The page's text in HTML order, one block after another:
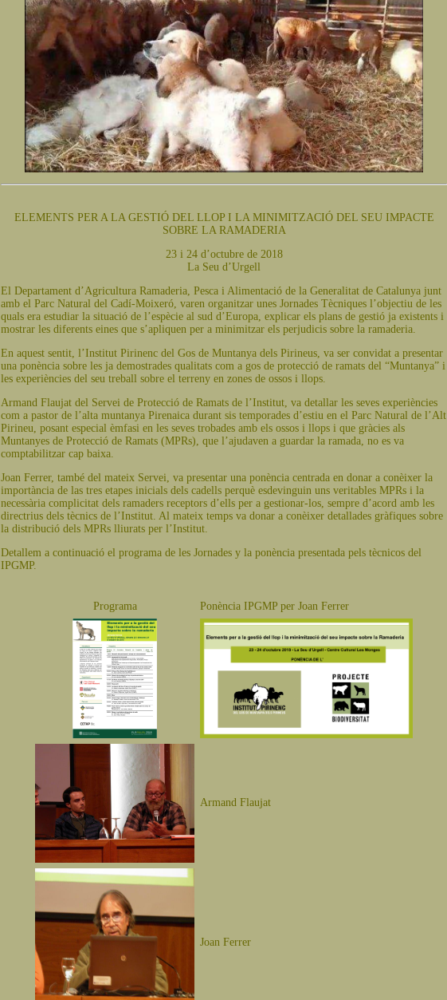
ELEMENTS PER A LA GESTIÓ DEL LLOP I LA MINIMITZACIÓ DEL SEU IMPACTE
SOBRE LA RAMADERIA
23 i 24 d’octubre de 2018
La Seu d’Urgell
El Departament d’Agricultura Ramaderia, Pesca i Alimentació de la Generalitat de Catalunya junt
amb el Parc Natural del Cadí-Moixeró, varen organitzar unes Jornades Tècniques l’objectiu de les
quals era estudiar la situació de l’espècie al sud d’Europa, explicar els plans de gestió ja existents i
mostrar les diferents eines que s’apliquen per a minimitzar els perjudicis sobre la ramaderia.
En aquest sentit, l’Institut Pirinenc del Gos de Muntanya dels Pirineus, va ser convidat a presentar
una ponència sobre les ja demostrades qualitats com a gos de protecció de ramats del “Muntanya” i
les experiències del seu treball sobre el terreny en zones de ossos i llops.
Armand Flaujat del Servei de Protecció de Ramats de l’Institut, va detallar les seves experiències
com a pastor de l’alta muntanya Pirenaica durant sis temporades d’estiu en el Parc Natural de l’Alt
Pirineu, posant especial èmfasi en les seves trobades amb els ossos i llops i que gràcies als
Muntanyes de Protecció de Ramats (MPRs), que l’ajudaven a guardar la ramada, no es va
comptabilitzar cap baixa.
Joan Ferrer, també del mateix Servei, va presentar una ponència centrada en donar a conèixer la
importància de las tres etapes inicials dels cadells perquè esdevinguin uns veritables MPRs i la
necessària complicitat dels ramaders receptors d’ells per a gestionar-los, sempre d’acord amb les
directrius dels tècnics de l’Institut. Al mateix temps va donar a conèixer detallades gràfiques sobre
la distribució dels MPRs lliurats per l’Institut.
Detallem a continuació el programa de les Jornades y la ponència presentada pels tècnicos del
IPGMP.
Programa Ponència IPGMP per Joan Ferrer
Armand Flaujat
Joan Ferrer